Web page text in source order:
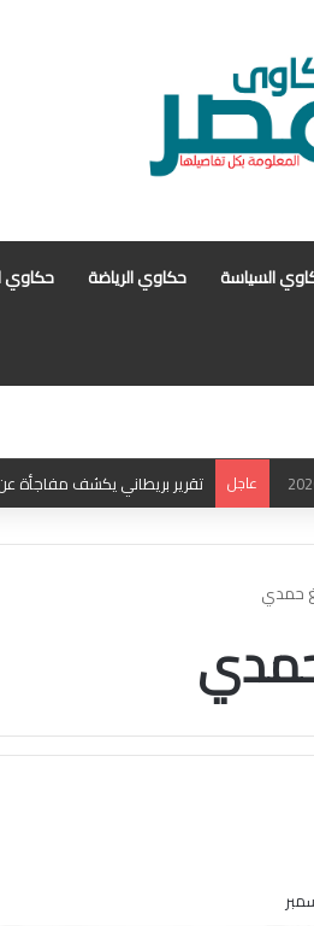
السياسة حكاوي الرياضة حكاوي
عاجل تقرير بريطاني يكشف مفاجأة
حمدي